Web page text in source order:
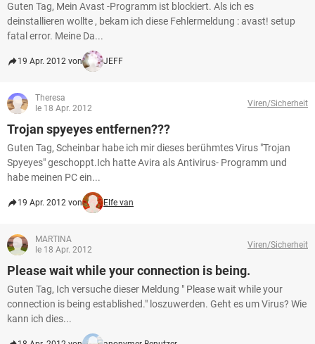
Guten Tag, Mein Avast -Programm ist blockiert. Als ich es
deinstallieren wollte , bekam ich diese Fehlermeldung : avast! setup
fatal error. Meine Da...
19 Apr. 2012 von JEFF
Theresa
le 18 Apr. 2012
Viren/Sicherheit
Trojan spyeyes entfernen???
Guten Tag, Scheinbar habe ich mir dieses berühmtes Virus "Trojan
Spyeyes" geschoppt.Ich hatte Avira als Antivirus- Programm und
habe meinen PC ein...
19 Apr. 2012 von Elfe van
MARTINA
le 18 Apr. 2012
Viren/Sicherheit
Please wait while your connection is being.
Guten Tag, Ich versuche dieser Meldung " Please wait while your
connection is being established." loszuwerden. Geht es um Virus? Wie
kann ich dies...